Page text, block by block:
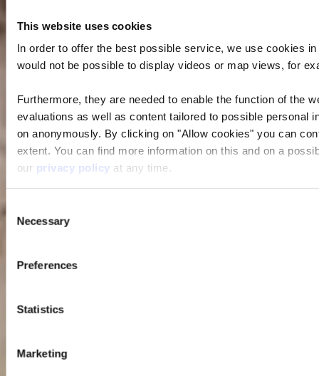
This website uses cookies
In order to offer the best possible service, we use cookies
would not be possible to display videos or map views, for
Furthermore, they are needed to enable the function of the
evaluations as well as content tailored to possible personal
on anonymously. By clicking on "Allow cookies" you can
extent. You can find more information on this and on a
our privacy policy at any time.
Consent
Selection
Necessary
Preferences
Statistics
Marketing